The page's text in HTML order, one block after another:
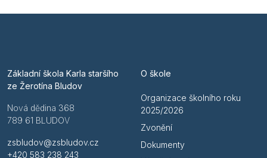
Základní škola Karla staršího
ze Žerotína Bludov
Nová dědina 368
789 61 BLUDOV
zsbludov@zsbludov.cz
+420 583 238 243
O škole
Organizace školního roku
2025/2026
Zvonění
Dokumenty